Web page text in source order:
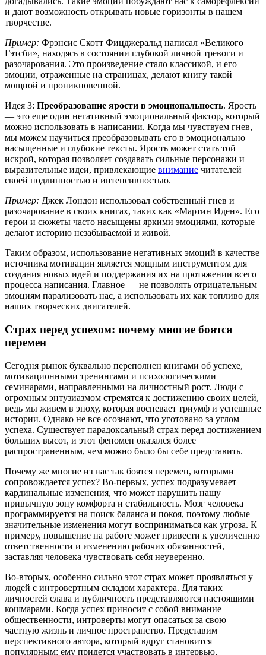
и дают возможность открывать новые горизонты в нашем
творчестве.
Пример: Фрэнсис Скотт Фицджеральд написал «Великого
Гэтсби», находясь в состоянии глубокой личной тревоги и
разочарования. Это произведение стало классикой, и его
эмоции, отраженные на страницах, делают книгу такой
мощной и проникновенной.
Идея 3: Преобразование ярости в эмоциональность. Ярость
— это еще один негативный эмоциональный фактор, который
можно использовать в написании. Когда мы чувствуем гнев,
мы можем научиться преобразовывать его в эмоционально
насыщенные и глубокие тексты. Ярость может стать той
искрой, которая позволяет создавать сильные персонажи и
выразительные идеи, привлекающие внимание читателей
своей подлинностью и интенсивностью.
Пример: Джек Лондон использовал собственный гнев и
разочарование в своих книгах, таких как «Мартин Иден». Его
герои и сюжеты часто насыщены яркими эмоциями, которые
делают историю незабываемой и живой.
Таким образом, использование негативных эмоций в качестве
источника мотивации является мощным инструментом для
создания новых идей и поддержания их на протяжении всего
процесса написания. Главное — не позволять отрицательным
эмоциям парализовать нас, а использовать их как топливо для
наших творческих двигателей.
Страх перед успехом: почему многие боятся
перемен
Сегодня рынок буквально переполнен книгами об успехе,
мотивационными тренингами и психологическими
семинарами, направленными на личностный рост. Люди с
огромным энтузиазмом стремятся к достижению своих целей,
ведь мы живем в эпоху, которая воспевает триумф и успешные
истории. Однако не все осознают, что уготовано за углом
успеха. Существует парадоксальный страх перед достижением
больших высот, и этот феномен оказался более
распространенным, чем можно было бы себе представить.
Почему же многие из нас так боятся перемен, которыми
сопровождается успех? Во-первых, успех подразумевает
кардинальные изменения, что может нарушить нашу
привычную зону комфорта и стабильность. Мозг человека
программируется на поиск баланса и покоя, поэтому любые
значительные изменения могут восприниматься как угроза. К
примеру, повышение на работе может привести к увеличению
ответственности и изменению рабочих обязанностей,
заставляя человека чувствовать себя неуверенно.
Во-вторых, особенно сильно этот страх может проявляться у
людей с интровертным складом характера. Для таких
личностей слава и публичность представляются настоящими
кошмарами. Когда успех приносит с собой внимание
общественности, интроверты могут опасаться за свою
частную жизнь и личное пространство. Представим
перспективного автора, который вдруг становится
популярным: ему придется участвовать в интервью,